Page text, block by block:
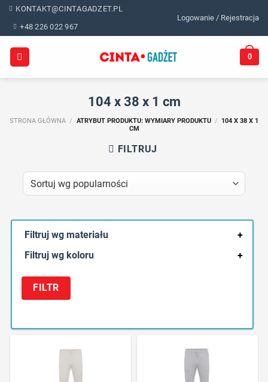
Skip
content
KONTAKT@CINTAGADZET.PL
+48 226 022 967
Logowanie / Rejestracja
0
104 x 38 x 1 cm
STRONA GŁÓWNA / ATRYBUT PRODUKTU: WYMIARY PRODUKTU / 104 X 38 X 1
CM
FILTRUJ
Filtruj wg materiału
+
Filtruj wg koloru
+
FILTR